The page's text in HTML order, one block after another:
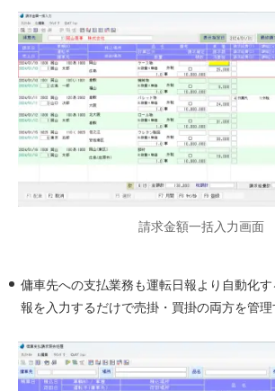
請求金額一括入力画面
傭車先への支払業務も運転日報より自動化
報を入力するだけで売掛・買掛の両方を管理